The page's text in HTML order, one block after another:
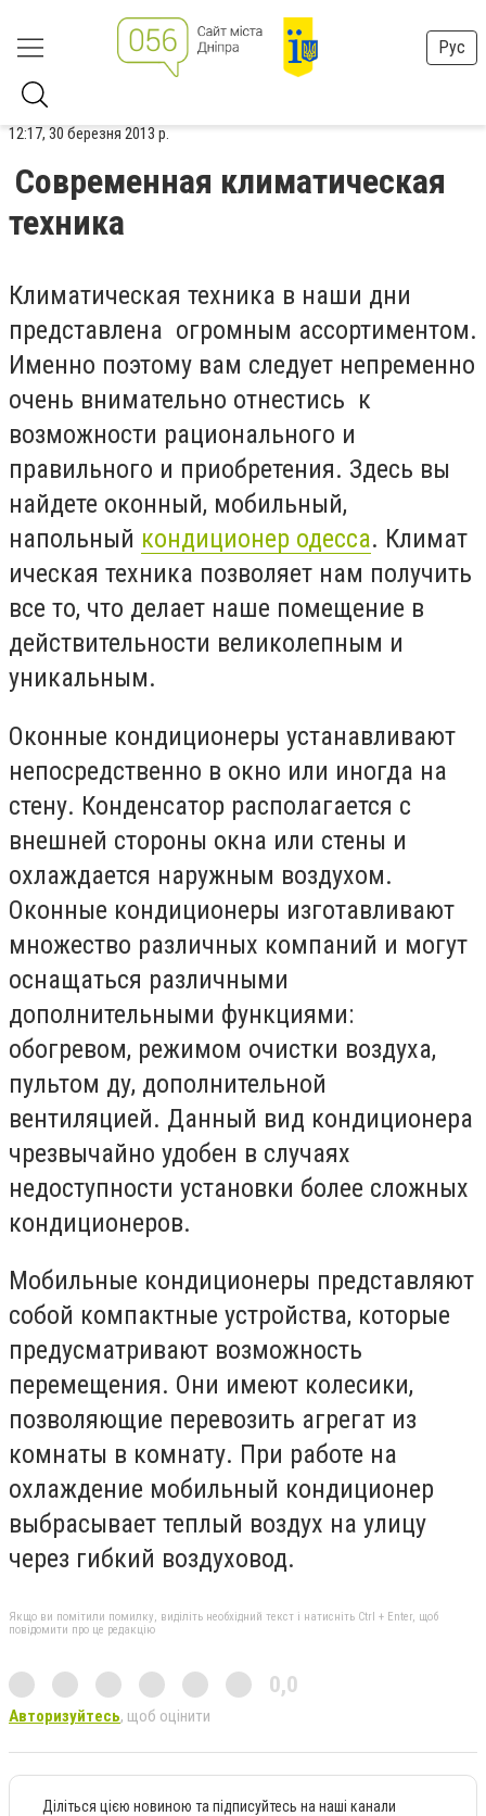
Рус
12:17, 30 березня 2013 р.
Современная климатическая
техника
Климатическая техника в наши дни
представлена огромным ассортиментом.
Именно поэтому вам следует непременно
очень внимательно отнестись к
возможности рационального и
правильного и приобретения. Здесь вы
найдете оконный, мобильный,
напольный кондиционер одесса. Климат
ическая техника позволяет нам получить
все то, что делает наше помещение в
действительности великолепным и
уникальным.
Оконные кондиционеры устанавливают
непосредственно в окно или иногда на
стену. Конденсатор располагается с
внешней стороны окна или стены и
охлаждается наружным воздухом.
Оконные кондиционеры изготавливают
множество различных компаний и могут
оснащаться различными
дополнительными функциями:
обогревом, режимом очистки воздуха,
пультом ду, дополнительной
вентиляцией. Данный вид кондиционера
чрезвычайно удобен в случаях
недоступности установки более сложных
кондиционеров.
Мобильные кондиционеры представляют
собой компактные устройства, которые
предусматривают возможность
перемещения. Они имеют колесики,
позволяющие перевозить агрегат из
комнаты в комнату. При работе на
охлаждение мобильный кондиционер
выбрасывает теплый воздух на улицу
через гибкий воздуховод.
Якщо ви помітили помилку, виділіть необхідний текст і натисніть Ctrl + Enter, щоб
повідомити про це редакцію
0,0
Авторизуйтесь, щоб оцінити
Діліться цією новиною та підписуйтесь на наші канали